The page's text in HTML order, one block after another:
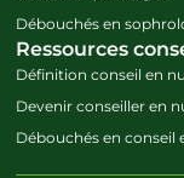
Débouchés en
Ressources
Définition conseil en
Devenir conseiller en
Débouchés en conseil